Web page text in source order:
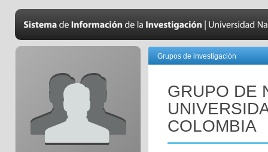
Grupos de investigación
GRUPO DE
COLOMBIA